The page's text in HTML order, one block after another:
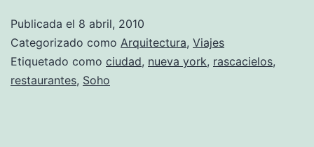
lugar
Publicada el 8 abril, 2010
Categorizado como Arquitectura, Viajes
Etiquetado como ciudad, nueva york, rascacielos,
restaurantes, Soho